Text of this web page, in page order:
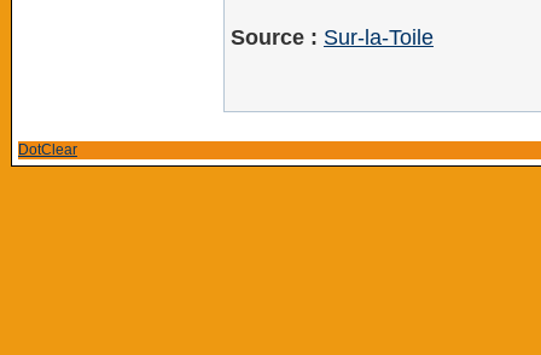
Source : Sur-la-Toile
DotClear